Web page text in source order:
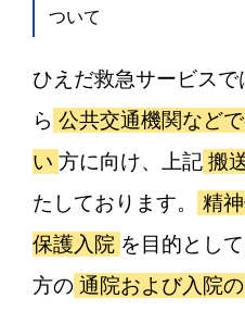
ついて
ひえだ救急サービス
ら 公共交通機関など
い 方に向け、上記 搬
たしております。
精
保護入院 を目的とし
方の 通院および入院